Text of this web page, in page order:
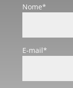
Nome*
E-mail*